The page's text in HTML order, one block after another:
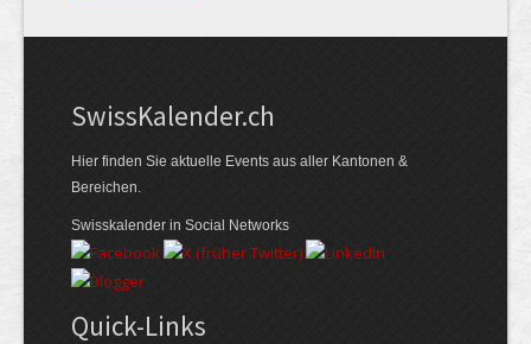
Swiss­Kalender.ch
Hier finden Sie aktuelle Events aus aller Kantonen &
Bereichen.
Swisskalender in Social Networks
Quick-Links